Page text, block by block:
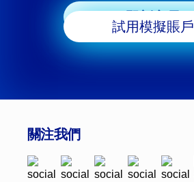
即刻交易
試用模擬賬戶
關注我們